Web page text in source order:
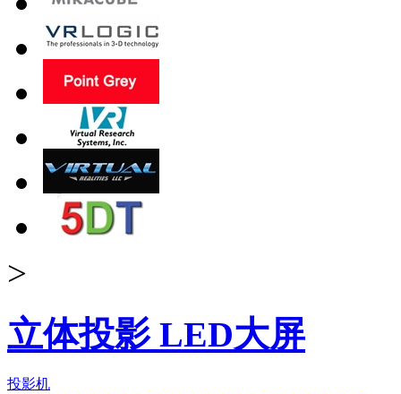
>
立体投影 LED大屏
投影机